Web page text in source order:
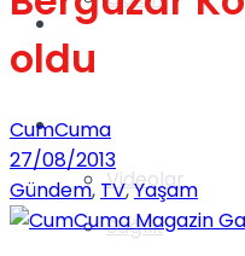
Videolar
Gündem
Yaşam
Sağlık
oldu
CumCuma
27/08/2013
Gündem, TV,Yaşam